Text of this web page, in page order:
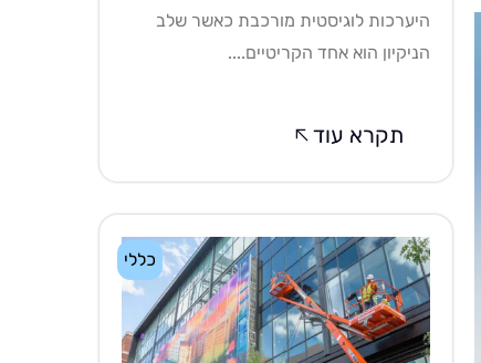
היערכות לוגיסטית מורכבת כאשר שלב
הניקיון הוא אחד הקריטיים....
תקרא עוד
כללי